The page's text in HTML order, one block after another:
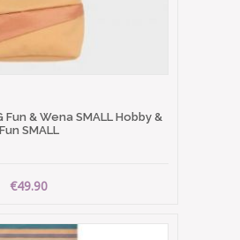
Fun & Wena SMALL Hobby &
Fun SMALL
€49.90